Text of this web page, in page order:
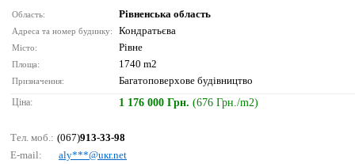
Область: Рівненська область
Адреса та номер будинку: Кондратьєва
Місто: Рівне
Площа: 1740 m2
Призначення: Багатоповерхове будівництво
Ціна: 1 176 000 Грн. (676 Грн./m2)
Тел. моб.: (067)913-33-98
E-mail:
аly***@uкr.nеt